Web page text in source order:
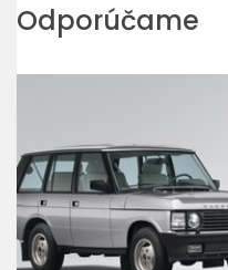
Odporúčame